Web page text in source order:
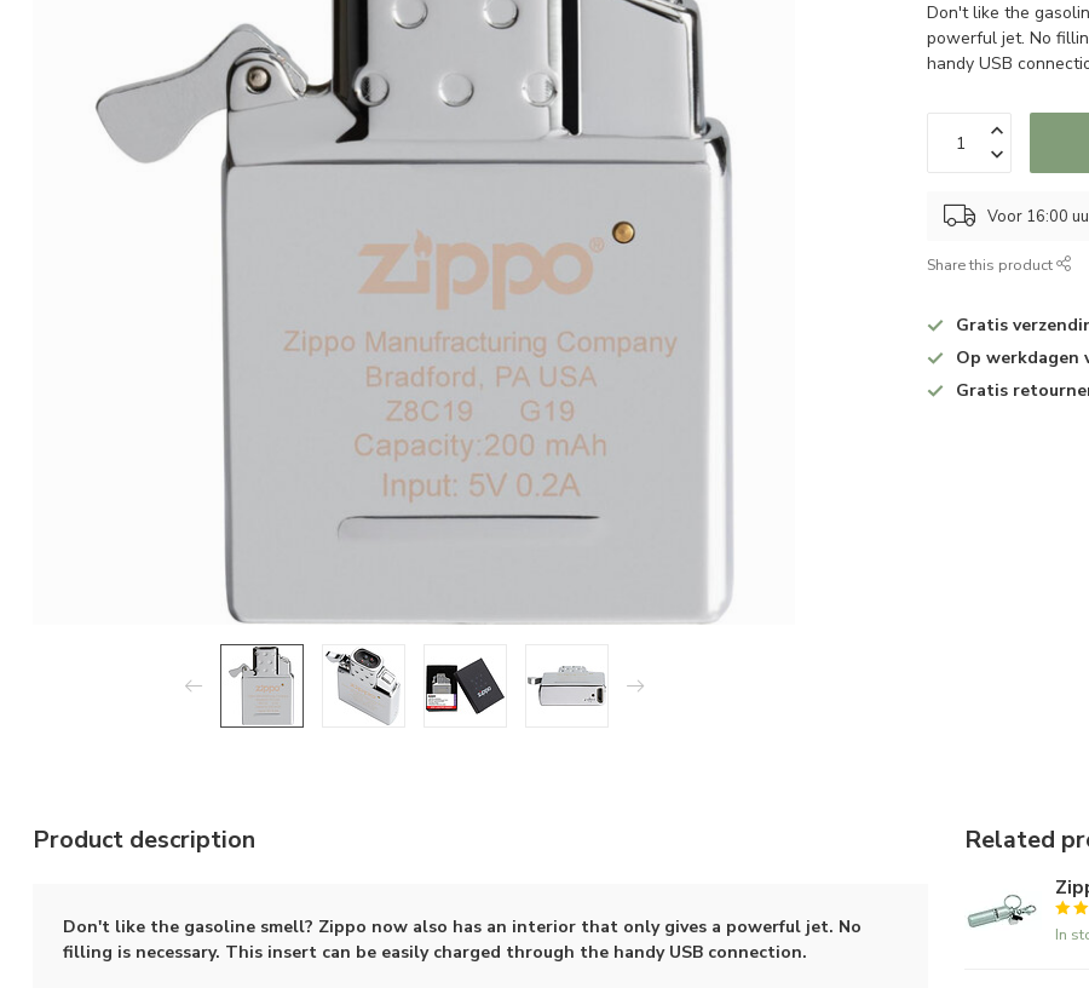
Don't like the
powerful jet. No
handy USB
Voor 16:00
Share this product
Gratis
Op werkdagen
Gratis
Product description
Don't like the gasoline smell? Zippo now also has an interior that only gives a powerful jet. No
filling is necessary. This insert can be easily charged through the handy USB connection.
Related
In